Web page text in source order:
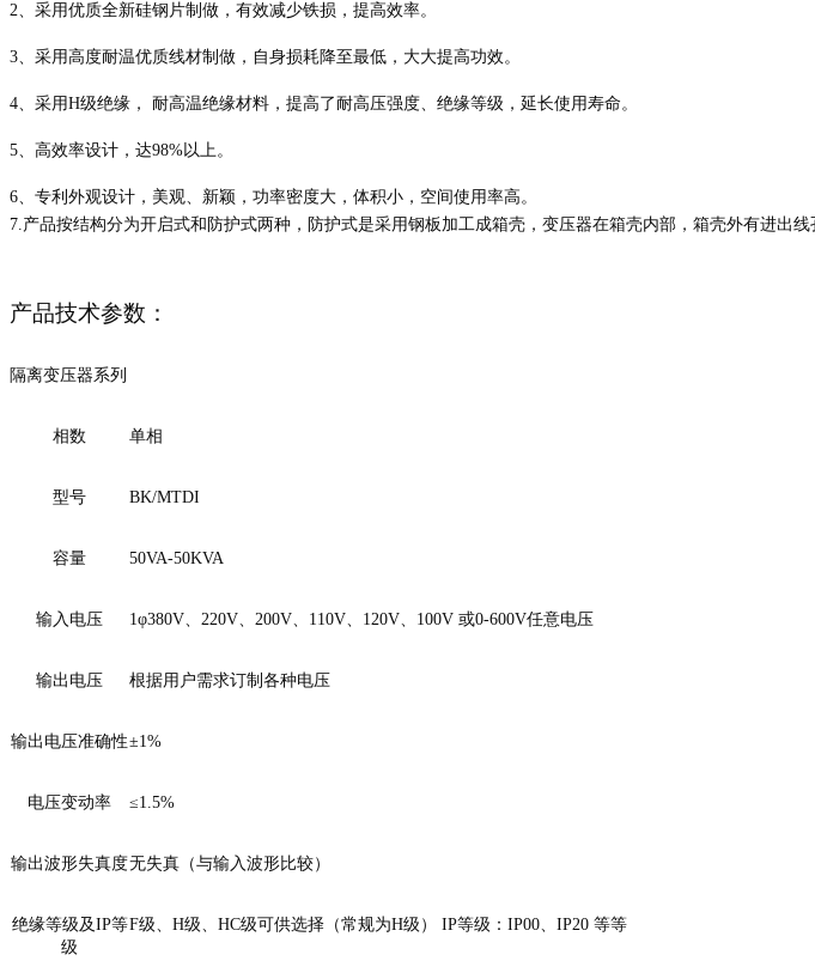
2、采用优质全新硅钢片制做，有效减少铁损，提高效率。
3、采用高度耐温优质线材制做，自身损耗降至最低，大大提高功效。
4、采用H级绝缘， 耐高温绝缘材料，提高了耐高压强度、绝缘等级，延长使用寿命。
5、高效率设计，达98%以上。
6、专利外观设计，美观、新颖，功率密度大，体积小，空间使用率高。
7.产品按结构分为开启式和防护式两种，防护式是采用钢板加工成箱壳，变压器在箱壳内部，箱壳外有进
产品技术参数：
隔离变压器系列
相数 单相
型号 BK/MTDI
容量 50VA-50KVA
输入电压 1φ380V、220V、200V、110V、120V、100V 或0-600V任意电压
输出电压 根据用户需求订制各种电压
输出电压准确性±1%
电压变动率 ≤1.5%
输出波形失真度无失真（与输入波形比较）
绝缘等级及IP等
级
F级、H级、HC级可供选择（常规为H级） IP等级：IP00、IP20 等等